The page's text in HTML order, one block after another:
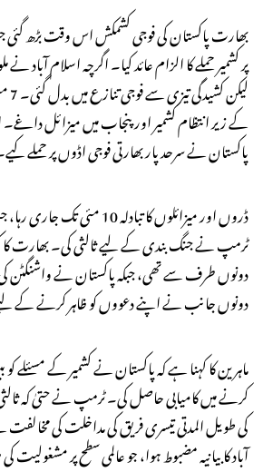
بھارت پاکستان کی فوجی کشمکش اس وقت بڑھ
پر کشمیر حملے کا الزام عائد کیا۔ اگرچہ اسلام آباد
کے زیر انتظام کشمیر اور پنجاب میں میزائل
پاکستان نے سرحد پار بھارتی فوجی اڈوں پر حملے
ڈروں اور میزائلوں کا تبادلہ 10
ٹرمپ نے جنگ بندی کے لیے ثالثی کی۔ بھارت کا
دونوں طرف سے تھی، جبکہ پاکستان نے واشنگٹن
دونوں جانب نے اپنے دعووں کو ظاہر کرنے کے
ماہرین کا کہنا ہے کہ پاکستان نے کشمیر کے مسئلے کو
کرنے میں کامیابی حاصل کی۔ ٹرمپ نے حتیٰ کہ
کی طویل المدتی تیسری فریق کی مداخلت کی
آباد کا بیانیہ مضبوط ہوا، جو عالمی سطح پر مشغولیت